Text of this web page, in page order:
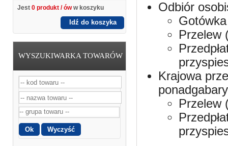
Jest 0 produkt / óww koszyku
Idź do koszyka
WYSZUKIWARKA TOWARÓW
Odbiór
Przelew
Krajowa
Przelew